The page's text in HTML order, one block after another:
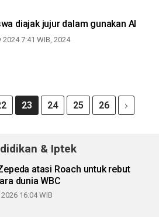
diajak jujur dalam gunakan AI
2024 7:41 WIB, 2024
23 24 25 26
& Iptek
atasi Roach untuk rebut
dunia WBC
16:04 WIB